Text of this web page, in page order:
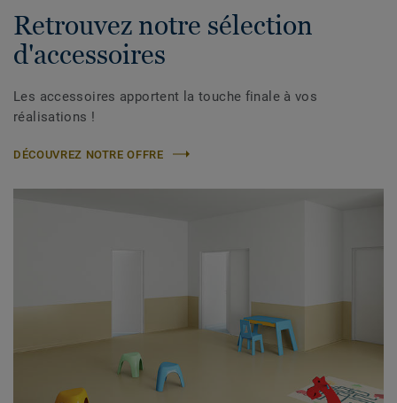
Retrouvez notre sélection
d'accessoires
Les accessoires apportent la touche finale à vos
réalisations !
DÉCOUVREZ NOTRE OFFRE